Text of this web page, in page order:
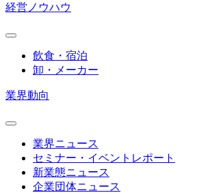
経営ノウハウ
飲食・宿泊
卸・メーカー
業界動向
業界ニュース
セミナー・イベントレポート
新業態ニュース
企業団体ニュース